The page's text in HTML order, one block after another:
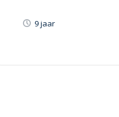
9 jaar